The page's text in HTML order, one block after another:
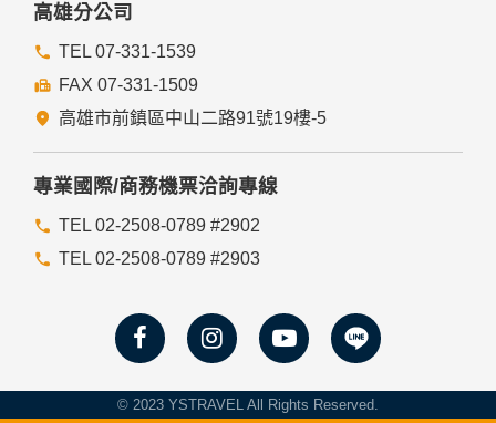
高雄分公司
TEL 07-331-1539
FAX 07-331-1509
高雄市前鎮區中山二路91號19樓-5
專業國際/商務機票洽詢專線
TEL 02-2508-0789 #2902
TEL 02-2508-0789 #2903
© 2023 YSTRAVEL All Rights Reserved.